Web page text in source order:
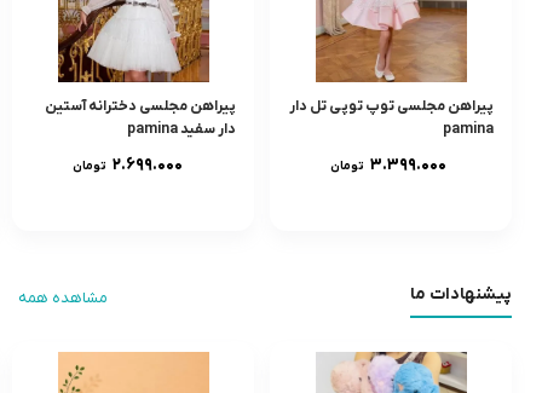
پیراهن مجلسی توپ توپی تل دار
pamina
۳.۳۹۹.۰۰۰ تومان
پیراهن مجلسی دخترانه آستین
دار سفید pamina
۲.۶۹۹.۰۰۰ تومان
پیشنهادات ما مشاهده همه